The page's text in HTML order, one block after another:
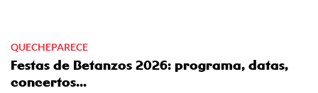
QUECHEPARECE
Festas de Betanzos 2026: programa, datas,
concertos...